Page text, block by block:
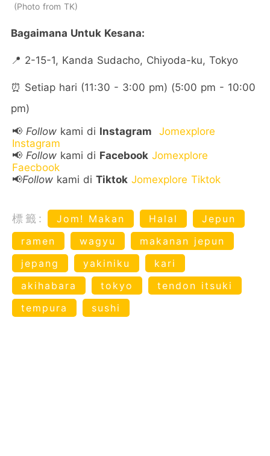
Photo from TK
Bagaimana Untuk Kesana:
📍 2-15-1, Kanda Sudacho, Chiyoda-ku, Tokyo
⏰ Setiap hari (11:30 - 3:00 pm) (5:00 pm - 10:00
pm)
📢 Follow kami di Instagram
Jomexplore
Instagram
📢 Follow kami di Facebook Jomexplore
Faecbook
📢Follow kami di Tiktok Jomexplore Tiktok
標籤: Jom! Makan Halal
Jepun
ramen
wagyu
makanan jepun
jepang
yakiniku
kari
akihabara
tokyo
tendon itsuki
tempura
sushi